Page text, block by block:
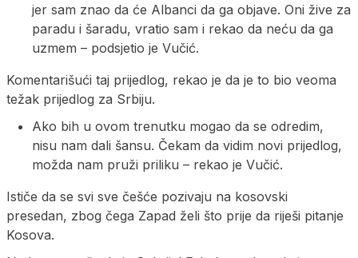
jer sam znao da će Albanci da ga objave. Oni žive za
paradu i šaradu, vratio sam i rekao da neću da ga
uzmem – podsjetio je Vučić.
Komentarišući taj prijedlog, rekao je da je to bio veoma
težak prijedlog za Srbiju.
Ako bih u ovom trenutku mogao da se odredim,
nisu nam dali šansu. Čekam da vidim novi prijedlog,
možda nam pruži priliku – rekao je Vučić.
Ističe da se svi sve češće pozivaju na kosovski
presedan, zbog čega Zapad želi što prije da riješi pitanje
Kosova.